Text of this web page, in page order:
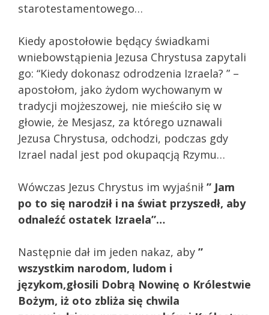
starotestamentowego…
Kiedy apostołowie będący świadkami
wniebowstąpienia Jezusa Chrystusa zapytali
go: “Kiedy dokonasz odrodzenia Izraela? ” –
apostołom, jako żydom wychowanym w
tradycji mojżeszowej, nie mieściło się w
głowie, że Mesjasz, za którego uznawali
Jezusa Chrystusa, odchodzi, podczas gdy
Izrael nadal jest pod okupaqcją Rzymu…
Wówczas Jezus Chrystus im wyjaśnił ” Jam
po to się narodził i na świat przyszedł, aby
odnaleźć ostatek Izraela”…
Następnie dał im jeden nakaz, aby ”
wszystkim narodom, ludom i
językom,głosili Dobrą Nowinę o Królestwie
Bożym, iż oto zbliża się chwila